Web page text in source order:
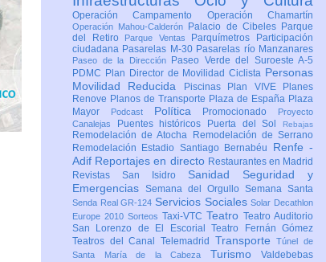
Operación Campamento Operación Chamartín
Operación Mahou-Calderón Palacio de Cibeles Parque
del Retiro
Parque Ventas Parquímetros
Participación
ciudadana Pasarelas M-30 Pasarelas río Manzanares
Paseo de la Dirección
Paseo Verde del Suroeste A-5
PDMC Plan Director de Movilidad Ciclista Personas
Movilidad Reducida
Piscinas Plan VIVE
Planes
Renove Planos de Transporte Plaza de España Plaza
Mayor
Podcast Política Promocionado
Proyecto
Canalejas
Puentes históricos Puerta del Sol Rebajas
Remodelación de Atocha
Remodelación de Serrano
Remodelación Estadio Santiago Bernabéu Renfe -
Adif Reportajes en directo Restaurantes en Madrid
Revistas San Isidro Sanidad Seguridad y
Emergencias Semana del Orgullo Semana Santa
Senda Real GR-124 Servicios SocialesSolar Decathlon
Europe 2010 Sorteos Taxi-VTC Teatro Teatro Auditorio
San Lorenzo de El EscorialTeatro Fernán Gómez
Teatros del Canal Telemadrid TransporteTúnel de
Santa María de la Cabeza Turismo Valdebebas